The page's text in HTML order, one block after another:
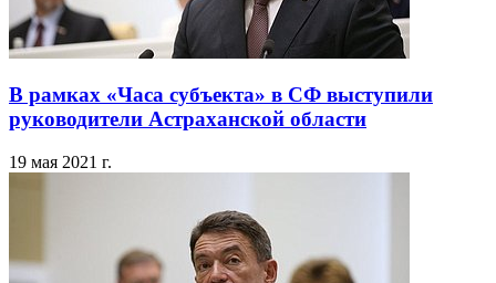
В рамках «Часа субъекта» в СФ выступили
руководители Астраханской области
19 мая 2021 г.